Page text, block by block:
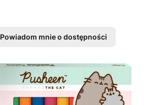
Powiadom mnie o dostępności